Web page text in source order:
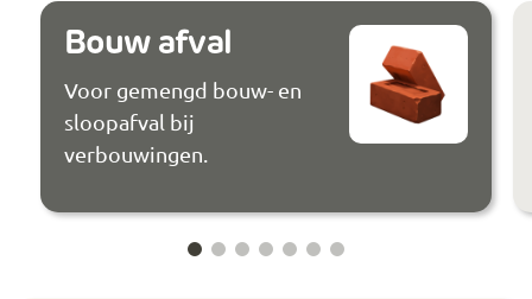
Bouw afval
Voor gemengd bouw- en
sloopafval bij
verbouwingen.